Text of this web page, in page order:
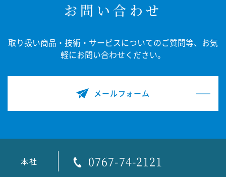
お問い合わせ
取り扱い商品・技術・サービスについてのご質問等、
お気
軽にお問い合わせください。
メールフォーム
本社 0767-74-2121